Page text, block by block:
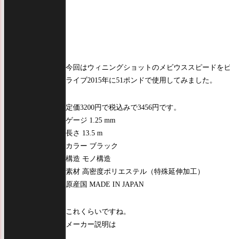
今回はウィニングショットのメビウススピードを
ライブ2015年に51ポンドで使用してみました。
定価3200円で税込みで3456円です。
ゲージ 1.25 mm
長さ 13.5 m
カラー ブラック
構造 モノ構造
素材 高密度ポリエステル（特殊延伸加工）
原産国 MADE IN JAPAN
これくらいですね。
メーカー説明は